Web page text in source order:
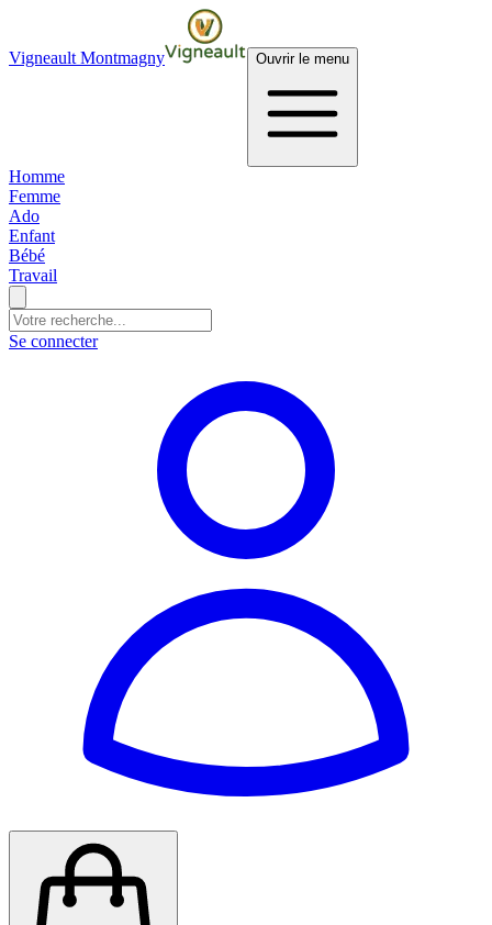
Vigneault Montmagny Ouvrir le menu
Homme
Femme
Ado
Enfant
Bébé
Travail
Se connecter